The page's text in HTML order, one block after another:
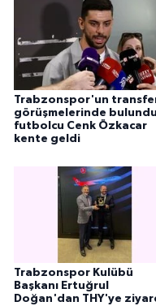
Trabzonspor'un
görüşmelerinde
futbolcu Cenk Özkacar
kente geldi
Trabzonspor Kulübü
Başkanı Ertuğrul
Doğan'dan THY'ye